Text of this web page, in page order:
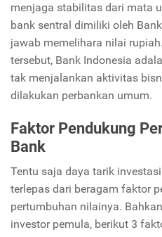
menjaga stabilitas dari mata
bank sentral dimiliki oleh
jawab memelihara nilai
tersebut, Bank Indonesia
tak menjalankan aktivitas
dilakukan perbankan umum.
Faktor Pendukung
Bank
Tentu saja daya tarik
terlepas dari beragam faktor
pertumbuhan nilainya.
investor pemula, berikut 3